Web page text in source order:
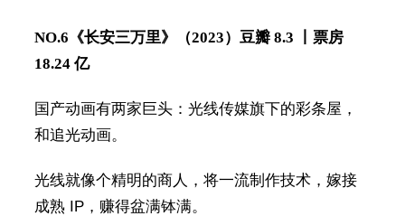
NO.6 《长安三万里》（2023） 豆瓣 8.3 丨票房
18.24 亿
国产动画有两家巨头：光线传媒旗下的彩条屋，
和追光动画。
光线就像个精明的商人，将一流制作技术，嫁接
成熟 IP，赚得盆满钵满。